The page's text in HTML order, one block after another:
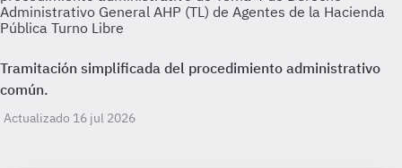
Administrativo General AHP (TL) de Agentes de la Hacienda
Pública Turno Libre
Tramitación simplificada del procedimiento administrativo
común.
Actualizado 16 jul 2026